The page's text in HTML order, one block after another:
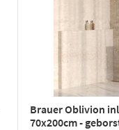
Brauer Oblivion
70x200cm -